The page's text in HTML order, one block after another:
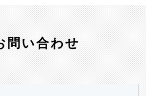
問い合わせ